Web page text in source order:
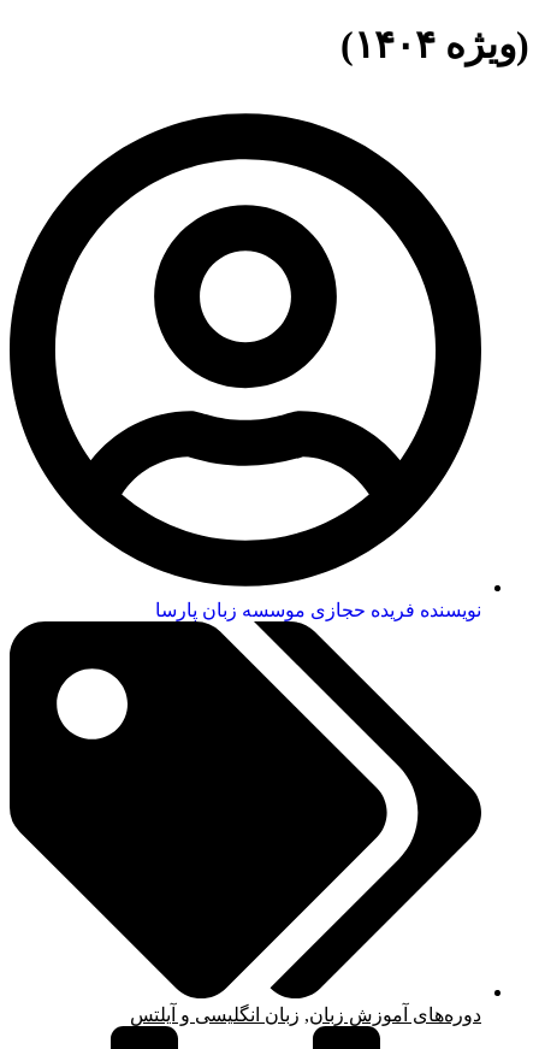
(ویژه ۱۴۰۴)
نویسنده فریده حجازیموسسه زبان پارسا
دوره‌های آموزش زبان,زبان انگلیسی و آیلتس